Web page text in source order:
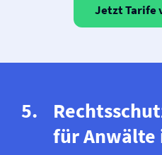
Jetzt Tarife
für Anwälte